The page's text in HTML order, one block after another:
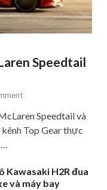
Speedtail
Speedtail và
Top Gear thực
…
Kawasaki H2R đua
và máy bay